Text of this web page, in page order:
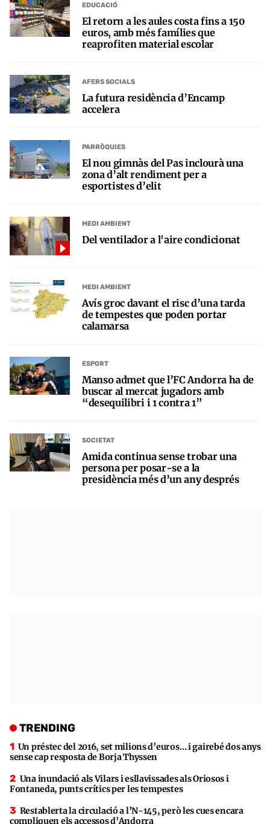
EDUCACIÓ
El retorn a les aules costa fins a 150
euros, amb més famílies que
reaprofiten material escolar
AFERS SOCIALS
La futura residència d’Encamp
accelera
PARRÒQUIES
El nou gimnàs del Pas inclourà una
zona d’alt rendiment per a
esportistes d’elit
MEDI AMBIENT
Del ventilador a l'aire condicionat
MEDI AMBIENT
Avís groc davant el risc d’una tarda
de tempestes que poden portar
calamarsa
ESPORT
Manso admet que l’FC Andorra ha de
buscar al mercat jugadors amb
“desequilibri i 1 contra 1”
SOCIETAT
Amida continua sense trobar una
persona per posar-se a la
presidència més d’un any després
TRENDING
Un préstec del 2016, set milions d’euros… i gairebé dos anys
sense cap resposta de Borja Thyssen
Una inundació als Vilars i esllavissades als Oriosos i
Fontaneda, punts crítics per les tempestes
Restablerta la circulació a l’N-145, però les cues encara
compliquen els accessos d’Andorra